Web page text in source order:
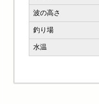
波の高さ
釣り場
水温